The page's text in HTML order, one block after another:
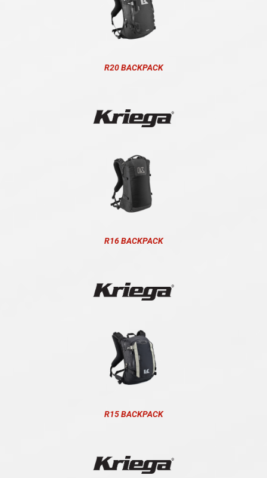
R20 BACKPACK
R16 BACKPACK
R15 BACKPACK